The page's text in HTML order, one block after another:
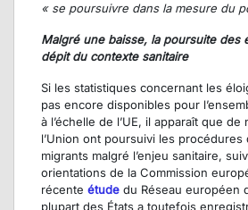
« se poursuivre dans la mesure du
Malgré une baisse, la poursuite des
dépit du contexte sanitaire
Si les statistiques concernant les
pas encore disponibles pour
à l’échelle de l’UE, il apparaît que
l’Union ont poursuivi les procédures
migrants malgré l’enjeu sanitaire,
orientations de la Commission
récente étude du Réseau européen
plupart des États a toutefois